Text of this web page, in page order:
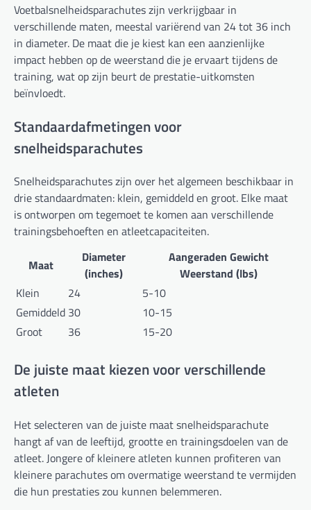
Voetbalsnelheidsparachutes zijn verkrijgbaar in
verschillende maten, meestal variërend van 24 tot 36 inch
in diameter. De maat die je kiest kan een aanzienlijke
impact hebben op de weerstand die je ervaart tijdens de
training, wat op zijn beurt de prestatie-uitkomsten
beïnvloedt.
Standaardafmetingen voor
snelheidsparachutes
Snelheidsparachutes zijn over het algemeen beschikbaar in
drie standaardmaten: klein, gemiddeld en groot. Elke maat
is ontworpen om tegemoet te komen aan verschillende
trainingsbehoeften en atleetcapaciteiten.
Maat
Diameter
(inches)
Aangeraden Gewicht
Weerstand (lbs)
Klein
24
5-10
Gemiddeld 30
10-15
Groot
36 15-20
De juiste maat kiezen voor verschillende
atleten
Het selecteren van de juiste maat snelheidsparachute
hangt af van de leeftijd, grootte en trainingsdoelen van de
atleet. Jongere of kleinere atleten kunnen profiteren van
kleinere parachutes om overmatige weerstand te vermijden
die hun prestaties zou kunnen belemmeren.